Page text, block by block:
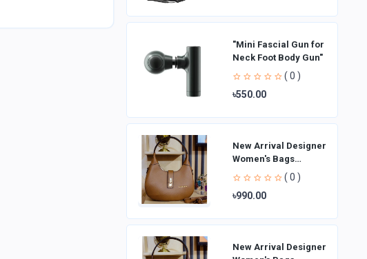
"Mini Fascial Gun for
Neck Foot Body Gun"
( 0 )
৳550.00
New Arrival Designer
Women′s Bags
Fashion Curved
design Handbags
Shoulder Bag La
( 0 )
৳990.00
New Arrival Designer